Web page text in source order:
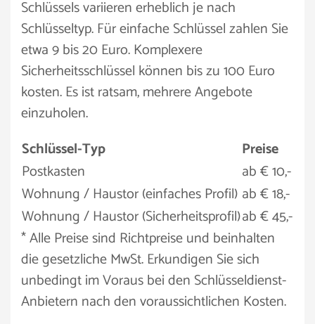
Schlüssels variieren erheblich je nach
Schlüsseltyp. Für einfache Schlüssel zahlen Sie
etwa 9 bis 20 Euro. Komplexere
Sicherheitsschlüssel können bis zu 100 Euro
kosten. Es ist ratsam, mehrere Angebote
einzuholen.
Schlüssel-Typ
Preise
Postkasten
ab € 10,-
Wohnung / Haustor (einfaches Profil) ab € 18,-
Wohnung / Haustor (Sicherheitsprofil)ab € 45,-
* Alle Preise sind Richtpreise und beinhalten
die gesetzliche MwSt. Erkundigen Sie sich
unbedingt im Voraus bei den Schlüsseldienst-
Anbietern nach den voraussichtlichen Kosten.